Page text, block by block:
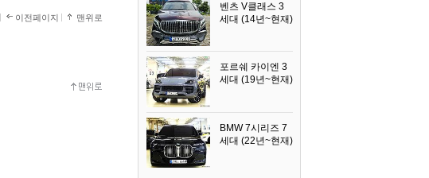
이전페이지 맨위로
벤츠 V클래스 3
세대 (14년~현재)
포르쉐 카이엔 3
세대 (19년~현재)
BMW 7시리즈 7
세대 (22년~현재)